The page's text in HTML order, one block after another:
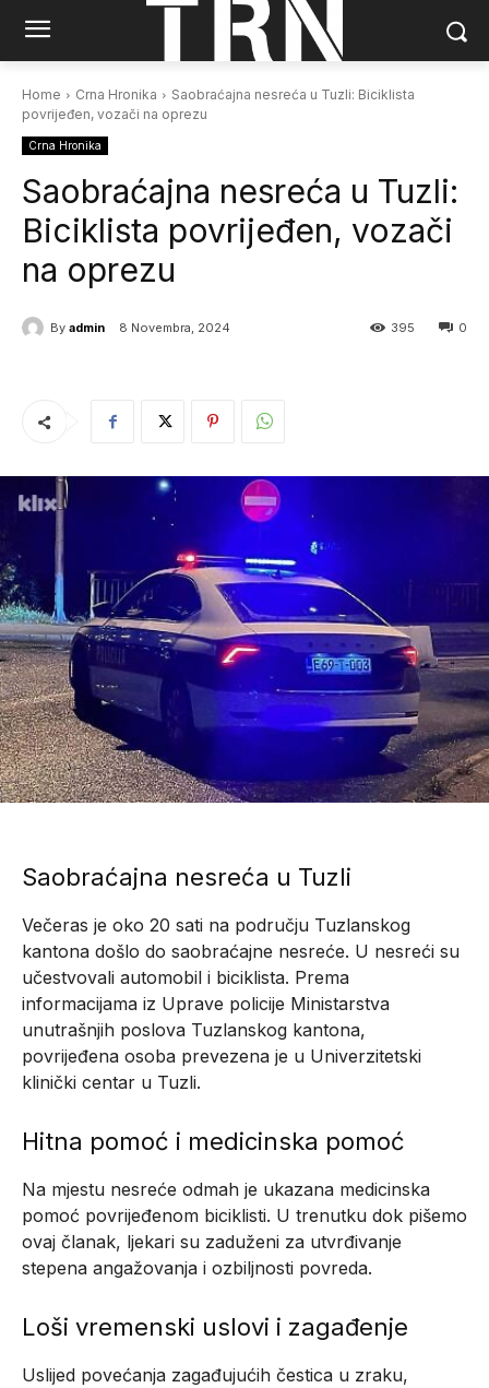
Home Crna Hronika
Saobraćajna nesreća u Tuzli: Biciklista
povrijeđen, vozači na oprezu
Crna Hronika
Saobraćajna nesreća u Tuzli:
Biciklista povrijeđen, vozači
na oprezu
By admin 8 Novembra, 2024 0
395
Saobraćajna nesreća u Tuzli
Večeras je oko 20 sati na području Tuzlanskog
kantona došlo do saobraćajne nesreće. U nesreći su
učestvovali automobil i biciklista. Prema
informacijama iz Uprave policije Ministarstva
unutrašnjih poslova Tuzlanskog kantona,
povrijeđena osoba prevezena je u Univerzitetski
klinički centar u Tuzli.
Hitna pomoć i medicinska pomoć
Na mjestu nesreće odmah je ukazana medicinska
pomoć povrijeđenom biciklisti. U trenutku dok pišemo
ovaj članak, ljekari su zaduženi za utvrđivanje
stepena angažovanja i ozbiljnosti povreda.
Loši vremenski uslovi i zagađenje
Uslijed povećanja zagađujućih čestica u zraku,